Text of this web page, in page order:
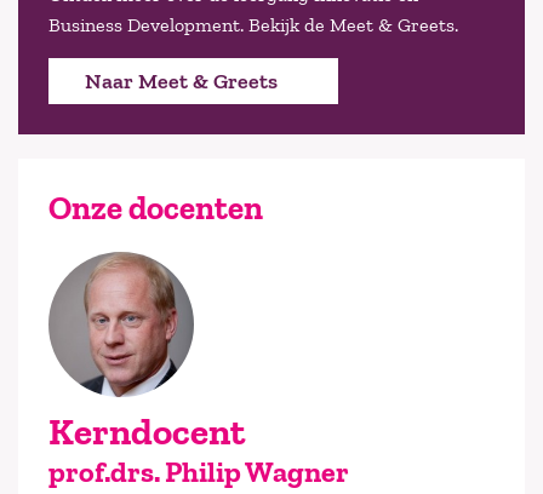
Business Development. Bekijk de Meet & Greets.
Naar Meet & Greets
Onze docenten
Kerndocent
prof.drs. Philip Wagner